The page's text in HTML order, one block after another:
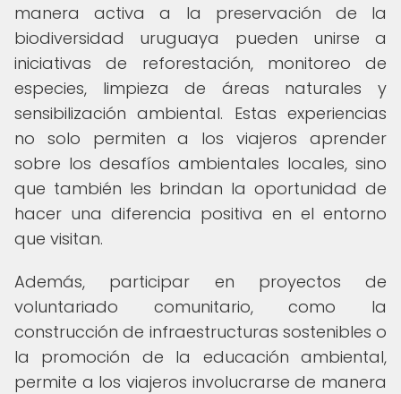
manera activa a la preservación de la
biodiversidad uruguaya pueden unirse a
iniciativas de reforestación, monitoreo de
especies, limpieza de áreas naturales y
sensibilización ambiental. Estas experiencias
no solo permiten a los viajeros aprender
sobre los desafíos ambientales locales, sino
que también les brindan la oportunidad de
hacer una diferencia positiva en el entorno
que visitan.
Además, participar en proyectos de
voluntariado comunitario, como la
construcción de infraestructuras sostenibles o
la promoción de la educación ambiental,
permite a los viajeros involucrarse de manera